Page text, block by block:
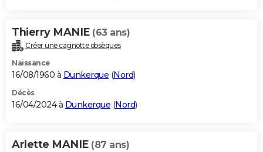
Thierry MANIE (63 ans)
Créer une cagnotte obsèques
Naissance
16/08/1960 à Dunkerque (Nord)
Décès
16/04/2024 à Dunkerque (Nord)
Arlette MANIE (87 ans)